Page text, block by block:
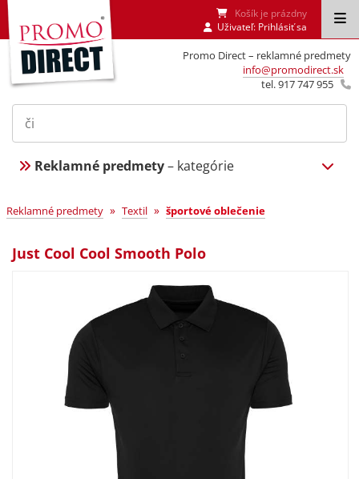
Promo Direct – reklamné predmety
info@promodirect.sk
tel. 917 747 955
Košík je prázdny
Uživateľ: Prihlásiť sa
Reklamné predmety– kategórie
Reklamné predmety » Textil » športové oblečenie
Just Cool Cool Smooth Polo